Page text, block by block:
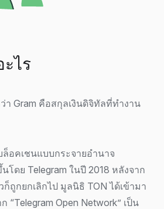
ไร
า Gram คือสกุลเงินดิจิทัลที่ทำงาน
อคเชนแบบกระจายอำนาจ
โดย Telegram ในปี 2018 หลังจาก
ถูกยกเลิกไป มูลนิธิ TON ได้เข้ามา
“Telegram Open Network” เป็น